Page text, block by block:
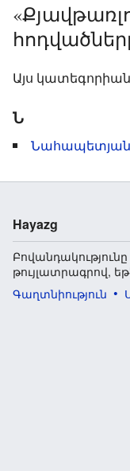
Այս կատեգորիան
Ն
Նահապետյան
Hayazg
թույլատրագրով,
Գաղտնիություն